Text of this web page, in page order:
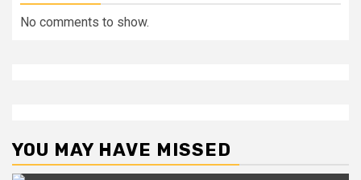
No comments to show.
YOU MAY HAVE MISSED